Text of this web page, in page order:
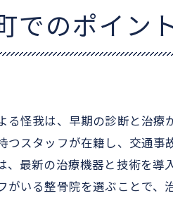
めに
骨院の特徴
方法
新機器利用
治療の質
備と環境
点
でのポイン
怪我は、早期の診断と治療
スタッフが在籍し、交通事
最新の治療機器と技術を導
いる整骨院を選ぶことで、